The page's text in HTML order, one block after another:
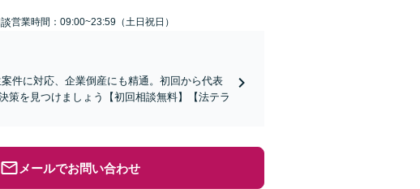
営業時間：09:00~23:59（土日祝日）
件に対応、企業倒産にも精通。初回から代表
策を見つけましょう【初回相談無料】【法テラ
メールでお問い合わせ